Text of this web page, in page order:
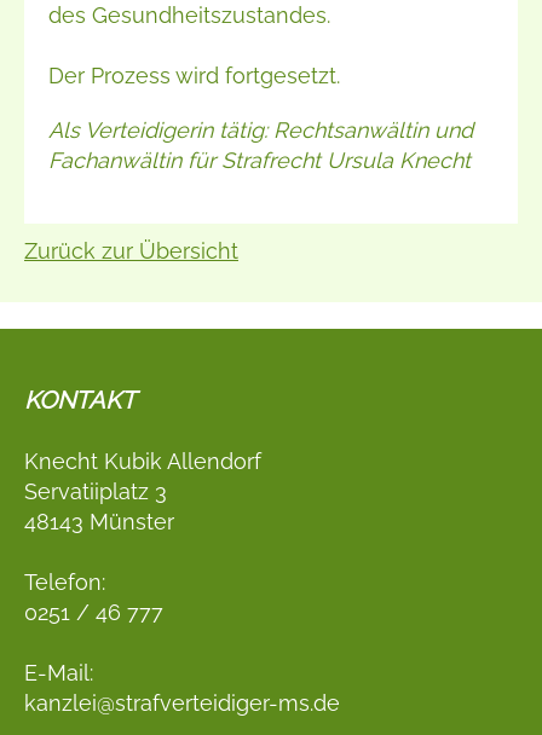
des Gesundheitszustandes.
Der Prozess wird fortgesetzt.
Als Verteidigerin tätig: Rechtsanwältin und
Fachanwältin für Strafrecht Ursula Knecht
Zurück zur Übersicht
KONTAKT
Knecht Kubik Allendorf
Servatiiplatz 3
48143 Münster
Telefon:
0251 / 46 777
E-Mail:
kanzlei@strafverteidiger-ms.de